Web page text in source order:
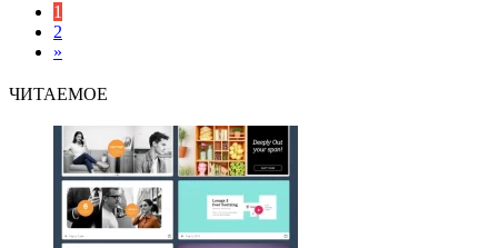
1
2
»
ЧИТАЕМОЕ